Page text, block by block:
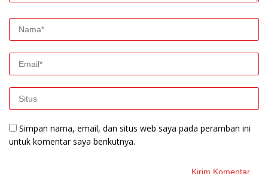
Simpan nama, email, dan situs web saya pada peramban ini
untuk komentar saya berikutnya.